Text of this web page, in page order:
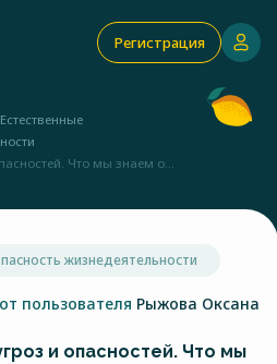
Регистрация
Естественные
Что мы знаем о...
жизнедеятельности
от пользователя Рыжова Оксана
и опасностей. Что мы